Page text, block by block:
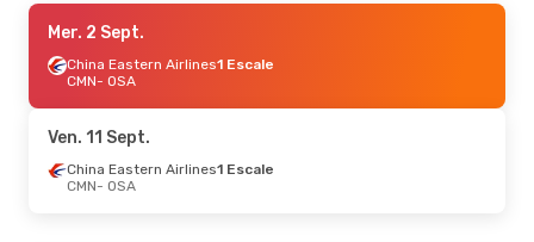
Sam. 15 Août
Gulf Air3 Escales
CMN- OSA
OSA- CMN
Sam. 17 Oct.- Sam. 24 Oct.
Mer. 2 Sept.
China Eastern Airlines1 Escale
CMN- OSA
Ven. 11 Sept.
China Eastern Airlines1 Escale
CMN- OSA